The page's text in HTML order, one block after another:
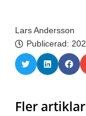
Lars Andersson
Publicerad:
Fler artiklar